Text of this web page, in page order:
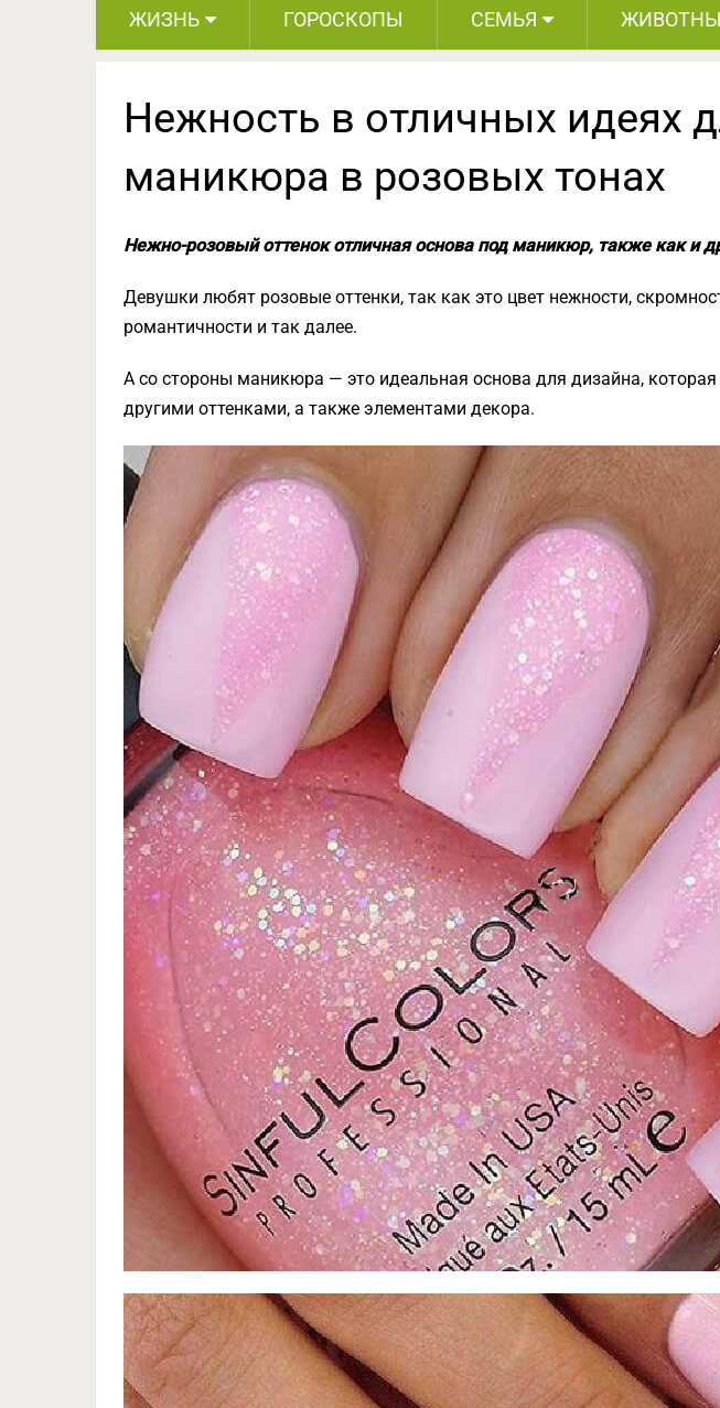
ЖИЗНЬ ГОРОСКОПЫ СЕМЬЯ
Нежность в отличных идеях
маникюра в розовых тонах
Нежно-розовый оттенок отличная основа под маникюр, также как и
Девушки любят розовые оттенки, так как это цвет нежности,
романтичности и так далее.
А со стороны маникюра — это идеальная основа для дизайна,
другими оттенками, а также элементами декора.